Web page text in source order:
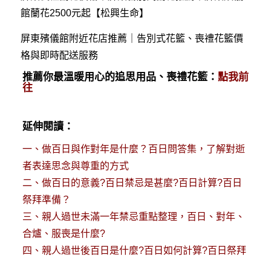
館蘭花2500元起【松興生命】
屏東殯儀館附近花店推薦｜告別式花籃、喪禮花籃價
格與即時配送服務
推薦你最溫暖用心的追思用品、喪禮花籃： 點我前
往
延伸閱讀：
一、 做百日與作對年是什麼？百日問答集，了解對逝
者表達思念與尊重的方式
二、 做百日的意義?百日禁忌是甚麼?百日計算?百日
祭拜準備？
三、 親人過世未滿一年禁忌重點整理，百日、對年、
合爐、服喪是什麼?
四、 親人過世後百日是什麼?百日如何計算?百日祭拜